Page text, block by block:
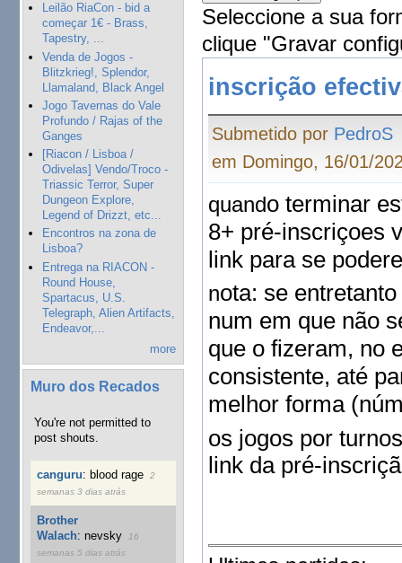
Leilão RiaCon - bid a
começar 1€ - Brass,
Tapestry, ...
Venda de Jogos -
Blitzkrieg!, Splendor,
Llamaland, Black Angel
Jogo Tavernas do Vale
Profundo / Rajas of the
Ganges
[Riacon / Lisboa /
Odivelas] Vendo/Troco -
Triassic Terror, Super
Dungeon Explore,
Legend of Drizzt, etc...
Encontros na zona de
Lisboa?
Entrega na RIACON -
Round House,
Spartacus, U.S.
Telegraph, Alien Artifacts,
Endeavor,...
more
Muro dos Recados
You're not permitted to
post shouts.
canguru: blood rage
2
semanas 3 dias atrás
Brother
Walach:nevsky
16
semanas 5 dias atrás
Seleccione a sua
clique "Gravar
inscrição
Submetido por PedroS
em Domingo, 16/01/
quando terminar
8+ pré-inscriçoes
link para se p
nota: se entretant
num em que não
que o fizeram, no
consistente, até
melhor forma
os jogos por turn
link da pré-inscriçã